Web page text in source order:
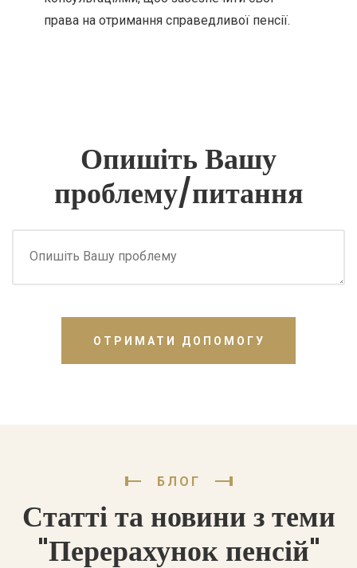
права на отримання справедливої пенсії.
Опишіть Вашу
проблему/питання
ОТРИМАТИ ДОПОМОГУ
БЛОГ
Статті та новини з теми
"Перерахунок пенсій"